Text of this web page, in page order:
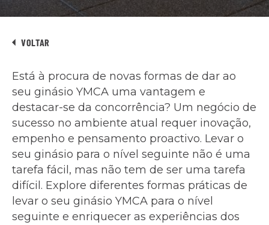
VOLTAR
Está à procura de novas formas de dar ao
seu ginásio YMCA uma vantagem e
destacar-se da concorrência? Um negócio de
sucesso no ambiente atual requer inovação,
empenho e pensamento proactivo. Levar o
seu ginásio para o nível seguinte não é uma
tarefa fácil, mas não tem de ser uma tarefa
difícil. Explore diferentes formas práticas de
levar o seu ginásio YMCA para o nível
seguinte e enriquecer as experiências dos